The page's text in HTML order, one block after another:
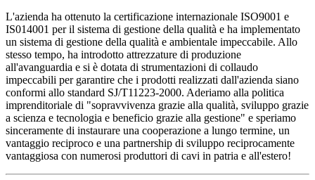
L'azienda ha ottenuto la certificazione internazionale ISO9001 e
IS014001 per il sistema di gestione della qualità e ha implementato
un sistema di gestione della qualità e ambientale impeccabile. Allo
stesso tempo, ha introdotto attrezzature di produzione
all'avanguardia e si è dotata di strumentazioni di collaudo
impeccabili per garantire che i prodotti realizzati dall'azienda siano
conformi allo standard SJ/T11223-2000. Aderiamo alla politica
imprenditoriale di "sopravvivenza grazie alla qualità, sviluppo grazie
a scienza e tecnologia e beneficio grazie alla gestione" e speriamo
sinceramente di instaurare una cooperazione a lungo termine, un
vantaggio reciproco e una partnership di sviluppo reciprocamente
vantaggiosa con numerosi produttori di cavi in ​​patria e all'estero!